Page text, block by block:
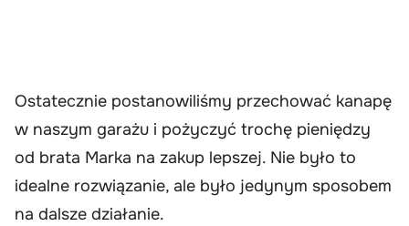
Ostatecznie postanowiliśmy przechować kanapę
w naszym garażu i pożyczyć trochę pieniędzy
od brata Marka na zakup lepszej. Nie było to
idealne rozwiązanie, ale było jedynym sposobem
na dalsze działanie.